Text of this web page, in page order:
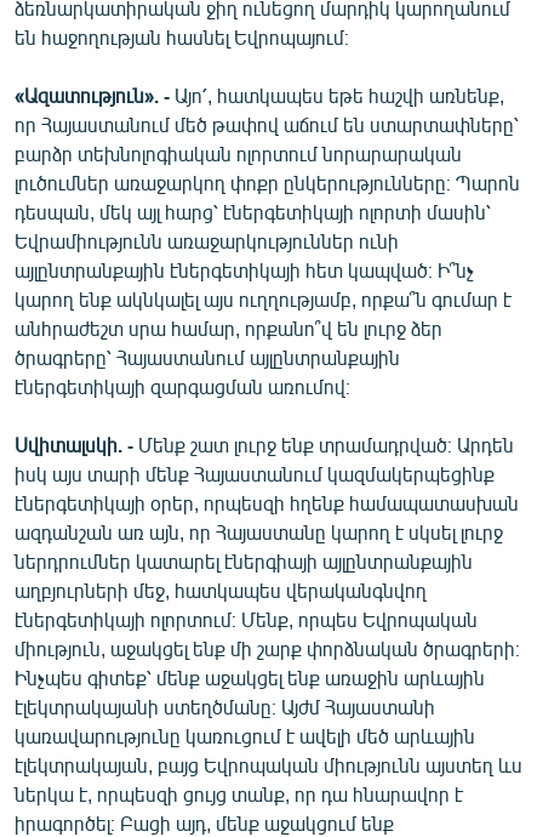
ձեռնարկատիրական ջիղ ունեցող մարդիկ կարողանում
են հաջողության հասնել Եվրոպայում։
«Ազատություն». - Այո՛, հատկապես եթե հաշվի առնենք,
որ Հայաստանում մեծ թափով աճում են ստարտափները՝
բարձր տեխնոլոգիական ոլորտում նորարարական
լուծումներ առաջարկող փոքր ընկերությունները։ Պարոն
դեսպան, մեկ այլ հարց՝ էներգետիկայի ոլորտի մասին՝
Եվրամիությունն առաջարկություններ ունի
այլընտրանքային էներգետիկայի հետ կապված։ Ի՞նչ
կարող ենք ակնկալել այս ուղղությամբ, որքա՞ն գումար է
անհրաժեշտ սրա համար, որքանո՞վ են լուրջ ձեր
ծրագրերը՝ Հայաստանում այլընտրանքային
էներգետիկայի զարգացման առումով։
Սվիտալսկի. - Մենք շատ լուրջ ենք տրամադրված։ Արդեն
իսկ այս տարի մենք Հայաստանում կազմակերպեցինք
էներգետիկայի օրեր, որպեսզի հղենք համապատասխան
ազդանշան առ այն, որ Հայաստանը կարող է սկսել լուրջ
ներդրումներ կատարել էներգիայի այլընտրանքային
աղբյուրների մեջ, հատկապես վերականգնվող
էներգետիկայի ոլորտում։ Մենք, որպես Եվրոպական
միություն, աջակցել ենք մի շարք փորձնական ծրագրերի։
Ինչպես գիտեք՝ մենք աջակցել ենք առաջին արևային
էլեկտրակայանի ստեղծմանը։ Այժմ Հայաստանի
կառավարությունը կառուցում է ավելի մեծ արևային
էլեկտրակայան, բայց Եվրոպական միությունն այստեղ ևս
ներկա է, որպեսզի ցույց տանք, որ դա հնարավոր է
իրագործել։ Բացի այդ, մենք աջակցում ենք